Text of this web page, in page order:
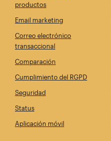
productos
Email marketing
Correo electrónico
transaccional
Comparación
Cumplimiento del RGPD
Seguridad
Status
Aplicación móvil